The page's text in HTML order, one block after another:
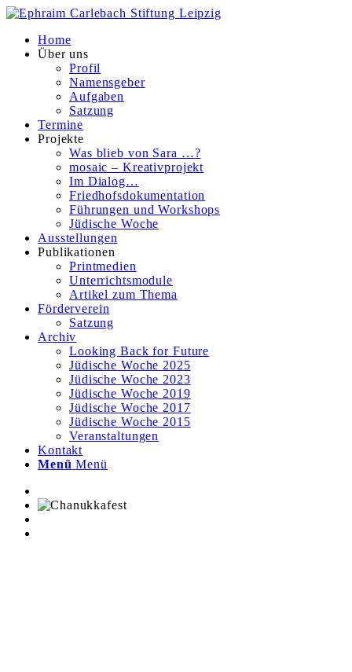
Home
Über uns
Profil
Namensgeber
Aufgaben
Satzung
Termine
Projekte
Was blieb von Sara …?
mosaic – Kreativprojekt
Im Dialog…
Friedhofsdokumentation
Führungen und Workshops
Jüdische Woche
Ausstellungen
Publikationen
Printmedien
Unterrichtsmodule
Artikel zum Thema
Förderverein
Satzung
Archiv
Looking Back for Future
Jüdische Woche 2025
Jüdische Woche 2023
Jüdische Woche 2019
Jüdische Woche 2017
Jüdische Woche 2015
Veranstaltungen
Kontakt
Menü Menü